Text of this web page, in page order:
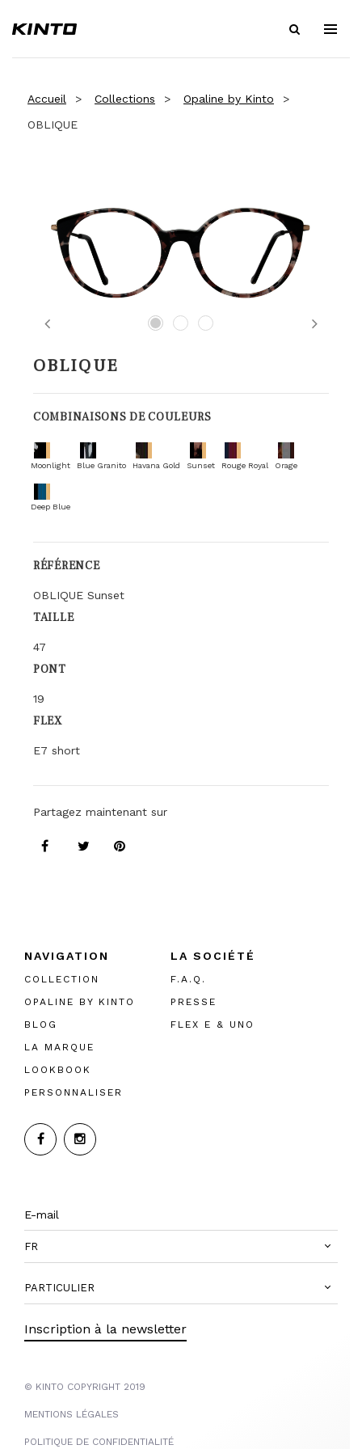
Accueil Collections
Opaline by Kinto
OBLIQUE
Previous Next
OBLIQUE
COMBINAISONS DE COULEURS
Moonlight Blue Granito Havana Gold Sunset Rouge Royal Orage
Deep Blue
RÉFÉRENCE
OBLIQUE Sunset
TAILLE
47
PONT
19
FLEX
E7 short
Partagez maintenant sur
NAVIGATION
COLLECTION
OPALINE BY KINTO
BLOG
LA MARQUE
LOOKBOOK
PERSONNALISER
LA SOCIÉTÉ
F.A.Q.
PRESSE
FLEX E & UNO
FR
PARTICULIER
Inscription à la newsletter
© KINTO COPYRIGHT 2019
MENTIONS LÉGALES
POLITIQUE DE CONFIDENTIALITÉ